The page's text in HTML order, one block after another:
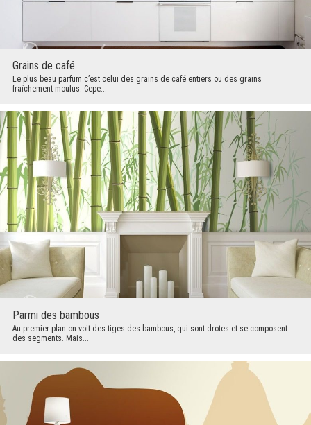
Grains de café
Le plus beau parfum c’est celui des grains de café entiers ou des grains
fraîchement moulus. Cepe...
Parmi des bambous
Au premier plan on voit des tiges des bambous, qui sont drotes et se composent
des segments. Mais...